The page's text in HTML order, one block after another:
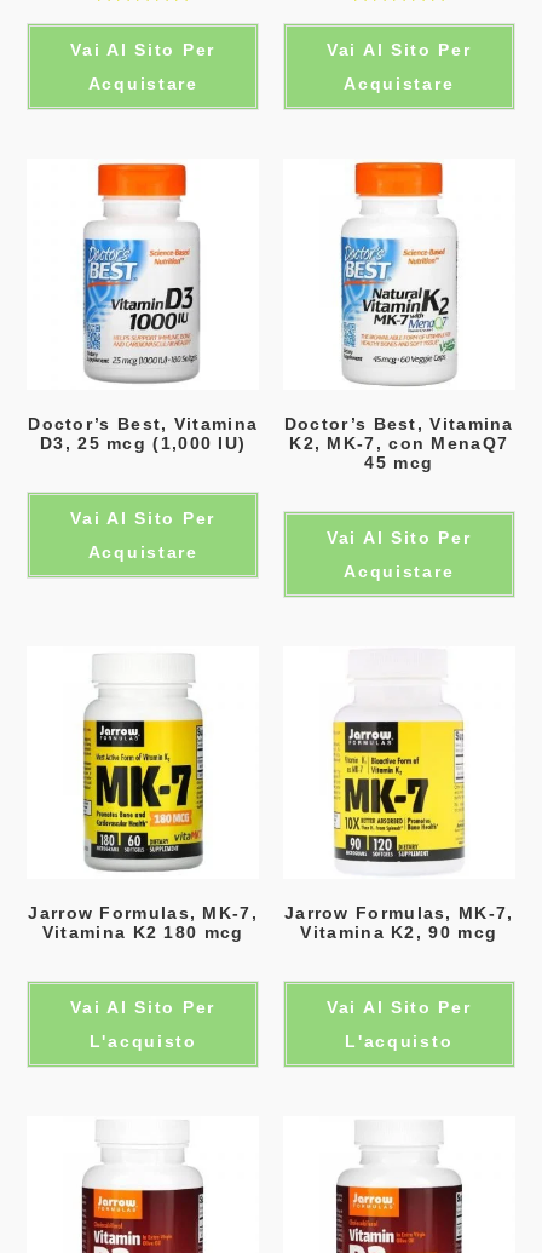
5.00su 5
Vai Al Sito Per
Acquistare
5.00su 5
Vai Al Sito Per
Acquistare
Doctor’s Best, Vitamina
D3, 25 mcg (1,000 IU)
Vai Al Sito Per
Acquistare
Doctor’s Best, Vitamina
K2, MK-7, con MenaQ7
45 mcg
Vai Al Sito Per
Acquistare
Jarrow Formulas, MK-7,
Vitamina K2 180 mcg
Vai Al Sito Per
L'acquisto
Jarrow Formulas, MK-7,
Vitamina K2, 90 mcg
Vai Al Sito Per
L'acquisto